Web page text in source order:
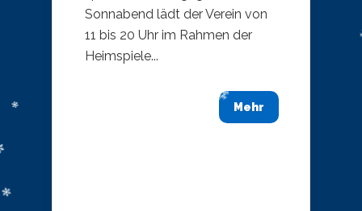
Sonnabend lädt der Verein von
11 bis 20 Uhr im Rahmen der
Heimspiele...
Mehr